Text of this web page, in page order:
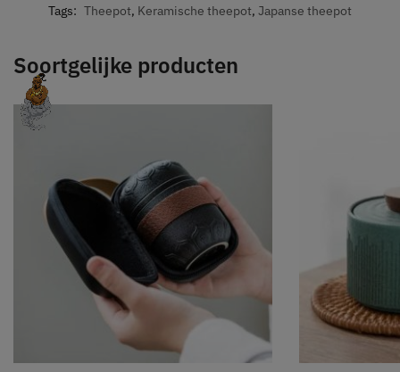
Tags: Theepot, Keramische theepot, Japanse theepot
Soortgelijke producten